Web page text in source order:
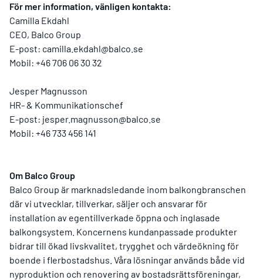
För mer information, vänligen kontakta:
Camilla Ekdahl
CEO, Balco Group
E-post: camilla.ekdahl@balco.se
Mobil: +46 706 06 30 32
Jesper Magnusson
HR- & Kommunikationschef
E-post: jesper.magnusson@balco.se
Mobil: +46 733 456 141
Om Balco Group
Balco Group är marknadsledande inom balkongbranschen
där vi utvecklar, tillverkar, säljer och ansvarar för
installation av egentillverkade öppna och inglasade
balkongsystem. Koncernens kundanpassade produkter
bidrar till ökad livskvalitet, trygghet och värdeökning för
boende i flerbostadshus. Våra lösningar används både vid
nyproduktion och renovering av bostadsrättsföreningar,